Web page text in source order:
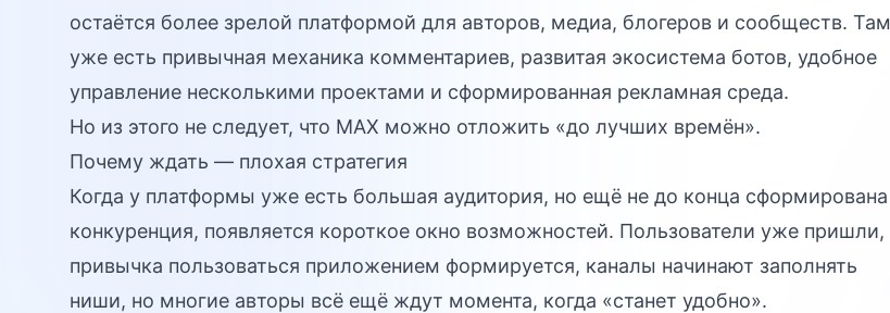
остаётся более зрелой платформой для авторов, медиа, блогеров и сообществ. Там
уже есть привычная механика комментариев, развитая экосистема ботов, удобное
управление несколькими проектами и сформированная рекламная среда.
Но из этого не следует, что MAX можно отложить «до лучших времён».
Почему ждать — плохая стратегия
Когда у платформы уже есть большая аудитория, но ещё не до конца сформирована
конкуренция, появляется короткое окно возможностей. Пользователи уже пришли,
привычка пользоваться приложением формируется, каналы начинают заполнять
ниши, но многие авторы всё ещё ждут момента, когда «станет удобно».